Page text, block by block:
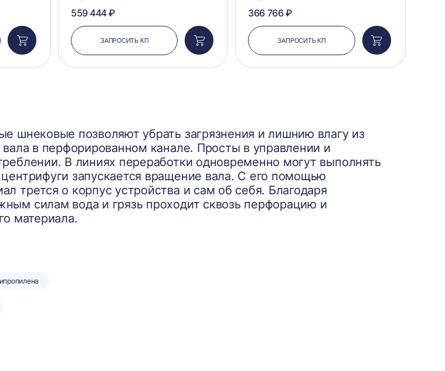
Добавить
в
корзину
559 444 ₽
ЗАПРОСИТЬ КП
Добавить
в
корзину
366 766 ₽
ЗАПРОСИТЬ КП
Добавить
в
корзину
шнековые позволяют убрать загрязнения и лишнию влагу из
в перфорированном канале. Просты в управлении и
В линиях переработки одновременно могут выполнять
запускается вращение вала. С его помощью
трется о корпус устройства и сам об себя. Благодаря
силам вода и грязь проходит сквозь перфорацию и
материала.